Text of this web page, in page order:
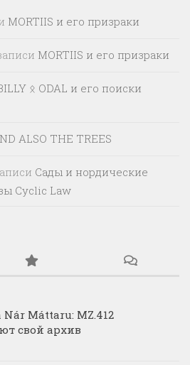
MORTIIS и его призраки
MORTIIS и его призраки
ᛟ ODAL и его поиски
ALSO THE TREES
Сады и нордические
Cyclic Law
Máttaru: MZ.412
свой архив